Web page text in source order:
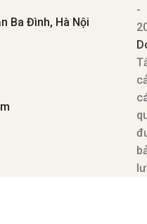
Ba Đình, Hà Nội
-